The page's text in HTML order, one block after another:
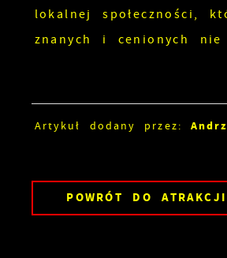
lokalnej społeczności,
znanych i cenionych
Artykuł dodany przez:
POWRÓT DO ATRAKCJI